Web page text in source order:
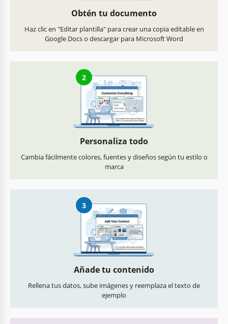
Obtén tu documento
Haz clic en "Editar plantilla" para crear una copia editable en
Google Docs o descargar para Microsoft Word
2
Personaliza todo
Cambia fácilmente colores, fuentes y diseños según tu estilo o
marca
3
Añade tu contenido
Rellena tus datos, sube imágenes y reemplaza el texto de
ejemplo